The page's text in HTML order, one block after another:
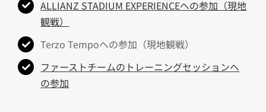
ALLIANZ STADIUM EXPERIENCEへの参加（現地
観戦）
Terzo Tempoへの参加（現地観戦）
ファーストチームのトレーニングセッションへ
の参加